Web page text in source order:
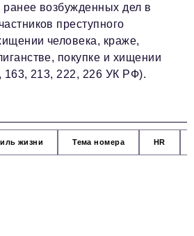
возбужденных дел в
преступного
человека, краже,
покупке и хищении
163, 213, 222, 226 УК РФ).
жизни Тема номера HR